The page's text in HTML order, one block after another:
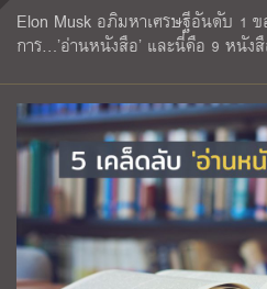
Elon Musk อภิมหาเศรษฐีอันดับ 1 ข
การ…’อ่านหนังสือ’ และนี่คือ 9 หนัง